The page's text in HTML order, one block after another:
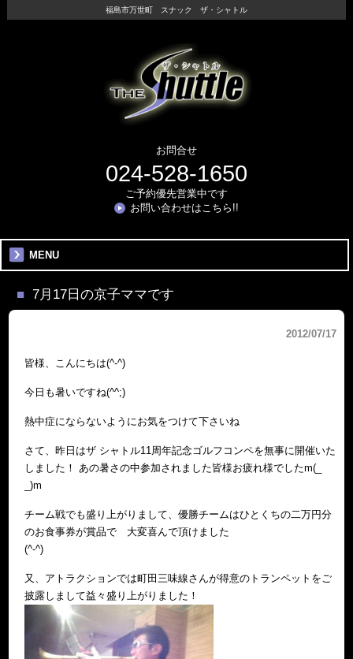
福島市万世町 スナック ザ・シャトル
お問合せ
024-528-1650
ご予約優先営業中です
お問い合わせはこちら!!
MENU
7月17日の京子ママです
2012/07/17
皆様、こんにちは(^-^)
今日も暑いですね(^^;)
熱中症にならないようにお気をつけて下さいね
さて、昨日はザ シャトル11周年記念ゴルフコンペを無事に開催いた
しました！ あの暑さの中参加されました皆様お疲れ様でしたm(_
_)m
チーム戦でも盛り上がりまして、優勝チームはひとくちの二万円分
のお食事券が賞品で 大変喜んで頂けました
(^-^)
又、アトラクションでは町田三味線さんが得意のトランペットをご
披露しまして益々盛り上がりました！